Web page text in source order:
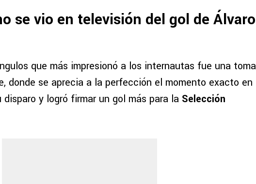
se vio en televisión del gol de Álvaro
que más impresionó a los internautas fue una toma
donde se aprecia a la perfección el momento exacto en
y logró firmar un gol más para la Selección